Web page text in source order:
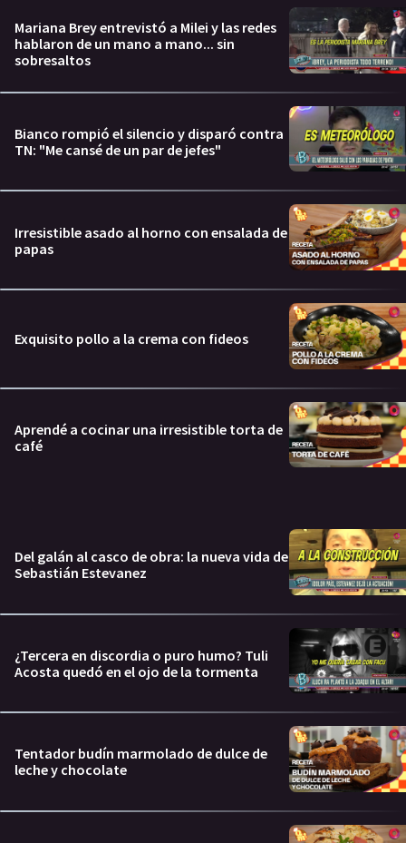
Mariana Brey entrevistó a Milei y las redes
hablaron de un mano a mano... sin
sobresaltos
Bianco rompió el silencio y disparó contra
TN: "Me cansé de un par de jefes"
Irresistible asado al horno con ensalada de
papas
Exquisito pollo a la crema con fideos
Aprendé a cocinar una irresistible torta de
café
Del galán al casco de obra: la nueva vida de
Sebastián Estevanez
¿Tercera en discordia o puro humo? Tuli
Acosta quedó en el ojo de la tormenta
Tentador budín marmolado de dulce de
leche y chocolate